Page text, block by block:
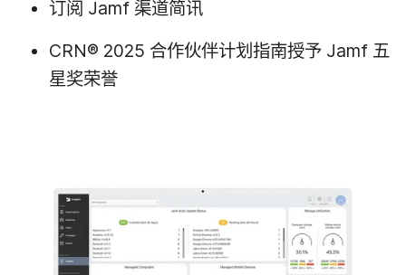
订阅 Jamf 渠道​简讯
CRN® 2025 合作​伙伴​计划​指南授予 Jamf 五​
星​奖荣​誉